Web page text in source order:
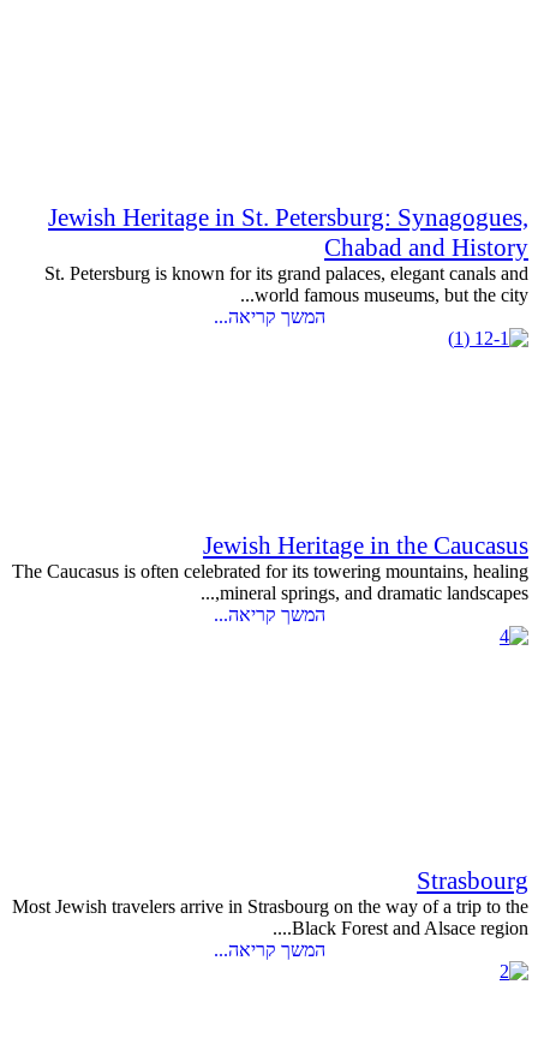
Jewish Heritage in St. Petersburg: Synagogues,
Chabad and History
St. Petersburg is known for its grand palaces, elegant canals and
world famous museums, but the city...
המשך קריאה...
Jewish Heritage in the Caucasus
The Caucasus is often celebrated for its towering mountains, healing
mineral springs, and dramatic landscapes,...
המשך קריאה...
Strasbourg
Most Jewish travelers arrive in Strasbourg on the way of a trip to the
Black Forest and Alsace region....
המשך קריאה...